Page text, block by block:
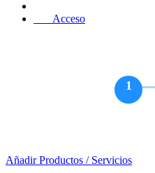
Acceso
1
Añadir Productos / Servicios